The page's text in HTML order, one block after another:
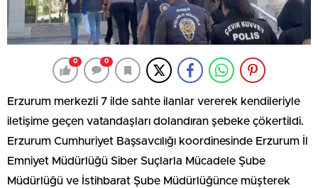
0 0
Erzurum merkezli 7 ilde sahte ilanlar vererek kendileriyle
iletişime geçen vatandaşları dolandıran şebeke çökertildi.
Erzurum Cumhuriyet Başsavcılığı koordinesinde Erzurum İl
Emniyet Müdürlüğü Siber Suçlarla Mücadele Şube
Müdürlüğü ve İstihbarat Şube Müdürlüğünce müşterek